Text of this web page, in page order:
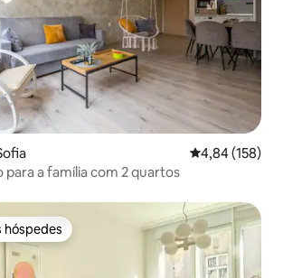
4,84 de uma
4,84 (158)
para a família com 2 quartos
preferidos dos hóspedes
hóspedes